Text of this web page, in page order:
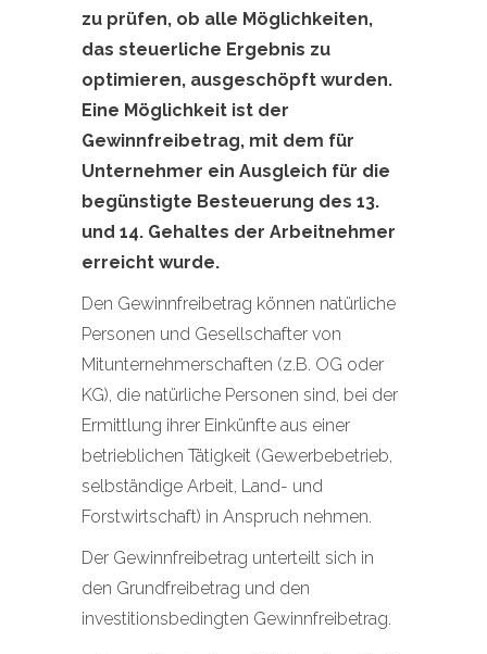
zu prüfen, ob alle Möglichkeiten,
das steuerliche Ergebnis zu
optimieren, ausgeschöpft wurden.
Eine Möglichkeit ist der
Gewinnfreibetrag, mit dem für
Unternehmer ein Ausgleich für die
begünstigte Besteuerung des 13.
und 14. Gehaltes der Arbeitnehmer
erreicht wurde.
Den Gewinnfreibetrag können natürliche
Personen und Gesellschafter von
Mitunternehmerschaften (z.B. OG oder
KG), die natürliche Personen sind, bei der
Ermittlung ihrer Einkünfte aus einer
betrieblichen Tätigkeit (Gewerbebetrieb,
selbständige Arbeit, Land- und
Forstwirtschaft) in Anspruch nehmen.
Der Gewinnfreibetrag unterteilt sich in
den Grundfreibetrag und den
investitionsbedingten Gewinnfreibetrag.